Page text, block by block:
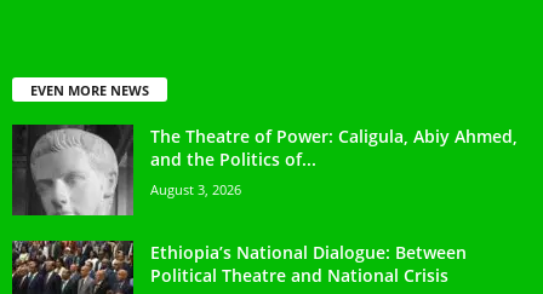
EVEN MORE NEWS
The Theatre of Power: Caligula, Abiy Ahmed,
and the Politics of...
August 3, 2026
Ethiopia’s National Dialogue: Between
Political Theatre and National Crisis